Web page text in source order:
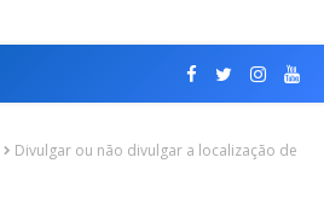
Divulgar ou não divulgar a localização de